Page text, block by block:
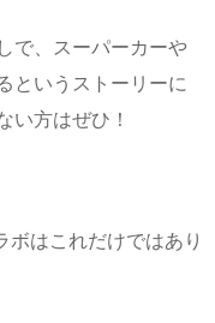
で、スーパーカーや
というストーリーに
い方はぜひ！
ボはこれだけではあり